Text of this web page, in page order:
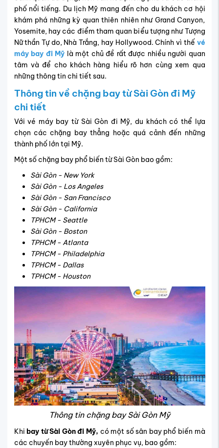
phố nổi tiếng. Du lịch Mỹ mang đến cho du khách cơ hội
khám phá những kỳ quan thiên nhiên như Grand Canyon,
Yosemite, hay các điểm tham quan biểu tượng như Tượng
Nữ thần Tự do, Nhà Trắng, hay Hollywood. Chính vì thế vé
máy bay đi Mỹ là một chủ đề rất được nhiều người quan
tâm và để cho khách hàng hiểu rõ hơn cùng xem qua
những thông tin chi tiết sau.
Thông tin về chặng bay từ Sài Gòn đi Mỹ
chi tiết
Với vé máy bay từ Sài Gòn đi Mỹ, du khách có thể lựa
chọn các chặng bay thẳng hoặc quá cảnh đến những
thành phố lớn tại Mỹ.
Một số chặng bay phổ biến từ Sài Gòn bao gồm:
Sài Gòn - New York
Sài Gòn - Los Angeles
Sài Gòn - San Francisco
Sài Gòn - California
TPHCM - Seattle
Sài Gòn - Boston
TPHCM - Atlanta
TPHCM - Philadelphia
TPHCM - Dallas
TPHCM - Houston
Thông tin chặng bay Sài Gòn Mỹ
Khi bay từ Sài Gòn đi Mỹ, có một số sân bay phổ biến mà
các chuyến bay thường xuyên phục vụ, bao gồm: